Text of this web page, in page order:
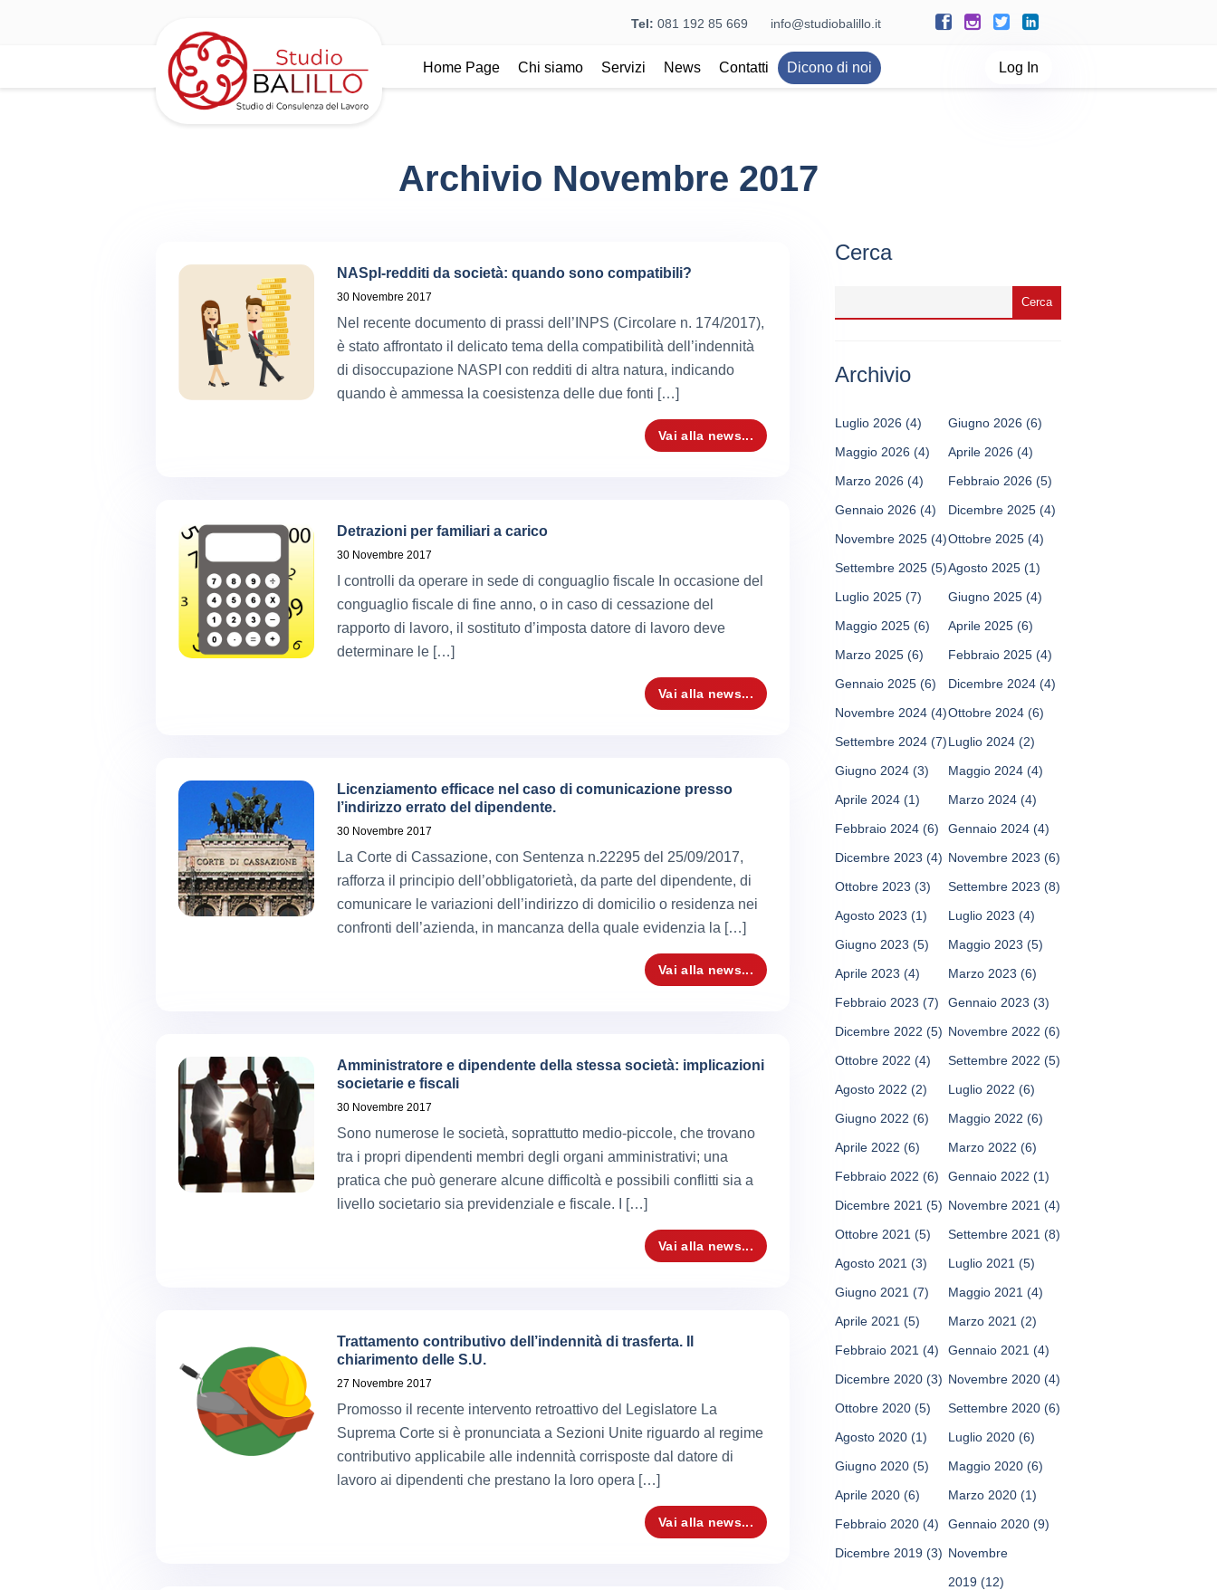
Tel: 081 192 85 669 info@studiobalillo.it
Home Page Chi siamo Servizi News Contatti Dicono di noi Log In
Archivio Novembre 2017
NASpI-redditi da società: quando sono compatibili?
30 Novembre 2017
Nel recente documento di prassi dell’INPS (Circolare n. 174/2017),
è stato affrontato il delicato tema della compatibilità dell’indennità
di disoccupazione NASPI con redditi di altra natura, indicando
quando è ammessa la coesistenza delle due fonti […]
Vai alla news...
Detrazioni per familiari a carico
30 Novembre 2017
I controlli da operare in sede di conguaglio fiscale In occasione del
conguaglio fiscale di fine anno, o in caso di cessazione del
rapporto di lavoro, il sostituto d’imposta datore di lavoro deve
determinare le […]
Vai alla news...
Licenziamento efficace nel caso di comunicazione presso
l’indirizzo errato del dipendente.
30 Novembre 2017
La Corte di Cassazione, con Sentenza n.22295 del 25/09/2017,
rafforza il principio dell’obbligatorietà, da parte del dipendente, di
comunicare le variazioni dell’indirizzo di domicilio o residenza nei
confronti dell’azienda, in mancanza della quale evidenzia la […]
Vai alla news...
Amministratore e dipendente della stessa società: implicazioni
societarie e fiscali
30 Novembre 2017
Sono numerose le società, soprattutto medio-piccole, che trovano
tra i propri dipendenti membri degli organi amministrativi; una
pratica che può generare alcune difficoltà e possibili conflitti sia a
livello societario sia previdenziale e fiscale. I […]
Vai alla news...
Trattamento contributivo dell’indennità di trasferta. Il
chiarimento delle S.U.
27 Novembre 2017
Promosso il recente intervento retroattivo del Legislatore La
Suprema Corte si è pronunciata a Sezioni Unite riguardo al regime
contributivo applicabile alle indennità corrisposte dal datore di
lavoro ai dipendenti che prestano la loro opera […]
Vai alla news...
Cerca
Archivio
Luglio 2026 (4) Giugno 2026 (6)
Maggio 2026 (4) Aprile 2026 (4)
Marzo 2026 (4) Febbraio 2026 (5)
Gennaio 2026 (4) Dicembre 2025 (4)
Novembre 2025 (4)Ottobre 2025 (4)
Settembre 2025 (5)Agosto 2025 (1)
Luglio 2025 (7) Giugno 2025 (4)
Maggio 2025 (6) Aprile 2025 (6)
Marzo 2025 (6) Febbraio 2025 (4)
Gennaio 2025 (6) Dicembre 2024 (4)
Novembre 2024 (4)Ottobre 2024 (6)
Settembre 2024 (7)Luglio 2024 (2)
Giugno 2024 (3) Maggio 2024 (4)
Aprile 2024 (1) Marzo 2024 (4)
Febbraio 2024 (6) Gennaio 2024 (4)
Dicembre 2023 (4) Novembre 2023 (6)
Ottobre 2023 (3) Settembre 2023 (8)
Agosto 2023 (1) Luglio 2023 (4)
Giugno 2023 (5) Maggio 2023 (5)
Aprile 2023 (4) Marzo 2023 (6)
Febbraio 2023 (7) Gennaio 2023 (3)
Dicembre 2022 (5) Novembre 2022 (6)
Ottobre 2022 (4) Settembre 2022 (5)
Agosto 2022 (2) Luglio 2022 (6)
Giugno 2022 (6) Maggio 2022 (6)
Aprile 2022 (6) Marzo 2022 (6)
Febbraio 2022 (6) Gennaio 2022 (1)
Dicembre 2021 (5) Novembre 2021 (4)
Ottobre 2021 (5) Settembre 2021 (8)
Agosto 2021 (3) Luglio 2021 (5)
Giugno 2021 (7) Maggio 2021 (4)
Aprile 2021 (5) Marzo 2021 (2)
Febbraio 2021 (4) Gennaio 2021 (4)
Dicembre 2020 (3) Novembre 2020 (4)
Ottobre 2020 (5) Settembre 2020 (6)
Agosto 2020 (1) Luglio 2020 (6)
Giugno 2020 (5) Maggio 2020 (6)
Aprile 2020 (6) Marzo 2020 (1)
Febbraio 2020 (4) Gennaio 2020 (9)
Dicembre 2019 (3) Novembre
2019 (12)